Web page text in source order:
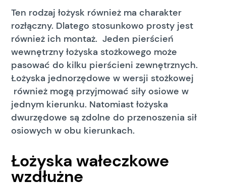
Ten rodzaj łożysk również ma charakter
rozłączny. Dlatego stosunkowo prosty jest
również ich montaż. Jeden pierścień
wewnętrzny łożyska stożkowego może
pasować do kilku pierścieni zewnętrznych.
Łożyska jednorzędowe w wersji stożkowej
również mogą przyjmować siły osiowe w
jednym kierunku. Natomiast łożyska
dwurzędowe są zdolne do przenoszenia sił
osiowych w obu kierunkach.
Łożyska wałeczkowe
wzdłużne